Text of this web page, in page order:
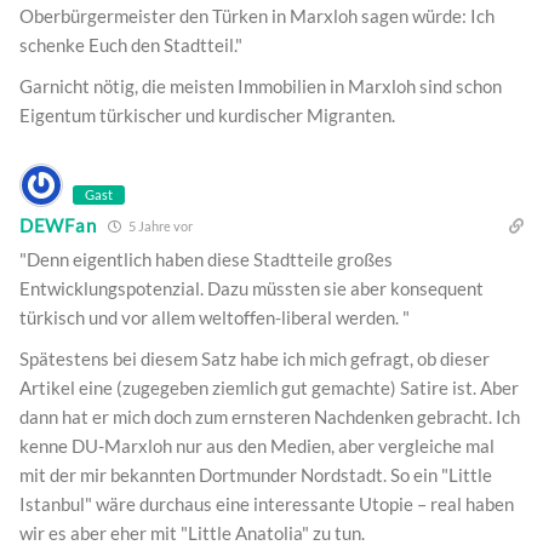
Oberbürgermeister den Türken in Marxloh sagen würde: Ich
schenke Euch den Stadtteil."
Garnicht nötig, die meisten Immobilien in Marxloh sind schon
Eigentum türkischer und kurdischer Migranten.
Gast
DEWFan 5 Jahre vor
"Denn eigentlich haben diese Stadtteile großes
Entwicklungspotenzial. Dazu müssten sie aber konsequent
türkisch und vor allem weltoffen-liberal werden. "
Spätestens bei diesem Satz habe ich mich gefragt, ob dieser
Artikel eine (zugegeben ziemlich gut gemachte) Satire ist. Aber
dann hat er mich doch zum ernsteren Nachdenken gebracht. Ich
kenne DU-Marxloh nur aus den Medien, aber vergleiche mal
mit der mir bekannten Dortmunder Nordstadt. So ein "Little
Istanbul" wäre durchaus eine interessante Utopie – real haben
wir es aber eher mit "Little Anatolia" zu tun.